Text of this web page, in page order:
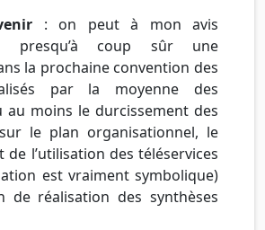
: on peut à mon avis
presqu’à coup sûr une
la prochaine convention des
par la moyenne des
au moins le durcissement des
le plan organisationnel, le
l’utilisation des téléservices
est vraiment symbolique)
de réalisation des synthèses